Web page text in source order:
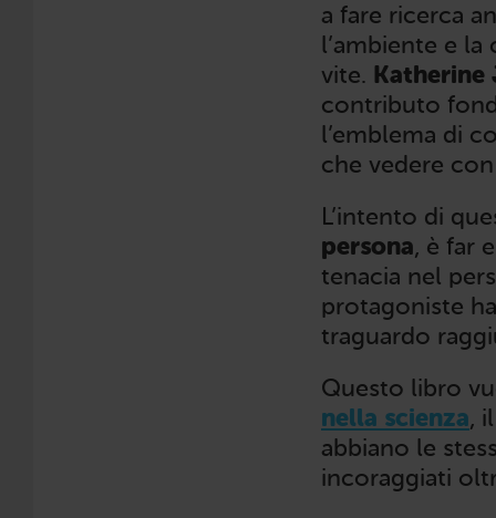
a fare ricerca
l’ambiente e
vite. Katherine
contributo
l’emblema di
che vedere
L’intento di
persona, è far
tenacia nel
protagoniste
traguardo
Questo libro
nella scienza,
abbiano le
incoraggiati